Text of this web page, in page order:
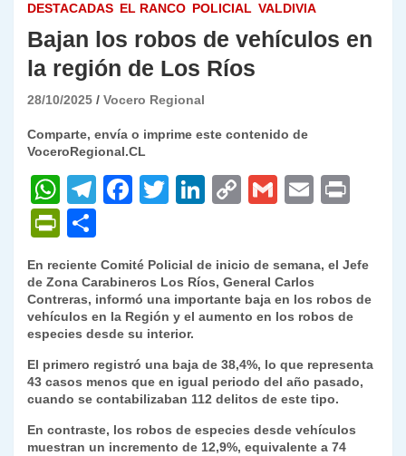
DESTACADAS EL RANCO POLICIAL VALDIVIA
Bajan los robos de vehículos en
la región de Los Ríos
28/10/2025 Vocero Regional
Comparte, envía o imprime este contenido de
VoceroRegional.CL
W
h
at
s
A
p
p
T
gr
a
m
F
e
b
o
o
k
T
er
Li
e
dI
C
y
Li
k
G
l
E
l
P
ri
nt
Fr
ie
n
dl
y
o
m
p
ar
tir
En reciente Comité Policial de inicio de semana, el Jefe
de Zona Carabineros Los Ríos, General Carlos
Contreras, informó una importante baja en los robos de
vehículos en la Región y el aumento en los robos de
especies desde su interior.
El primero registró una baja de 38,4%, lo que representa
43 casos menos que en igual periodo del año pasado,
cuando se contabilizaban 112 delitos de este tipo.
En contraste, los robos de especies desde vehículos
muestran un incremento de 12,9%, equivalente a 74